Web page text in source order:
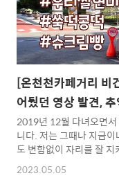
[온천천카페거리 비
어뒀던 영상 발견,
2019년 12월 다녀오면
니다. 저는 그때나 지금
도 변함없이 자리를 잘 지
https://youtu.be/
기 https://
2023.05.05